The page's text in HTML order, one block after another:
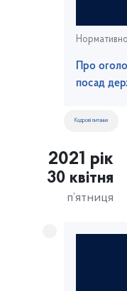
Про
посад
Кадрові питання
2021 рік
30 квітня
п’ятниця